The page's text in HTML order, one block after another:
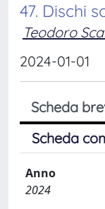
47. Dischi
Teodoro
2024-01-01
Scheda
Scheda
Anno
2024